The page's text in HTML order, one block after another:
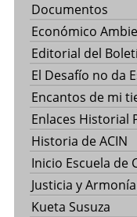
Documentos
Económico
Editorial del
El Desafío no da
Encantos de mi
Enlaces Historial
Historia de ACIN
Inicio Escuela de
Justicia y Armonía
Kueta Susuza